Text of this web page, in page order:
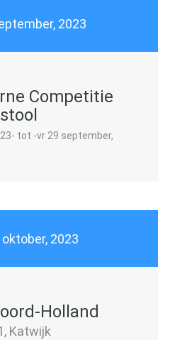
2023
Competitie
tot -vr 29 september,
2023
Holland
Katwijk